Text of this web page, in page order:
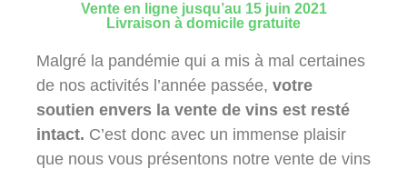
Vente en ligne jusqu’au 15 juin 2021
Livraison à domicile gratuite
Malgré la pandémie qui a mis à mal certaines
de nos activités l’année passée, votre
soutien envers la vente de vins est resté
intact. C’est donc avec un immense plaisir
que nous vous présentons notre vente de vins